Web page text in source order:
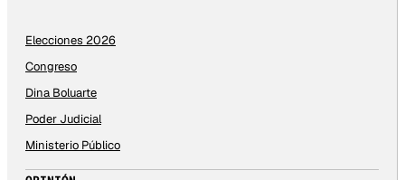
Elecciones 2026
Congreso
Dina Boluarte
Poder Judicial
Ministerio Público